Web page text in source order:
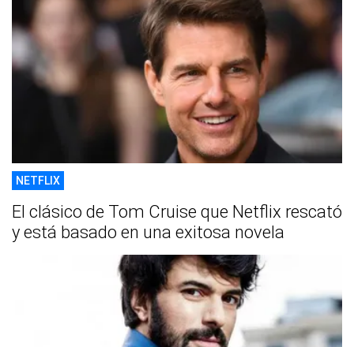
NETFLIX
El clásico de Tom Cruise que Netflix rescató
y está basado en una exitosa novela